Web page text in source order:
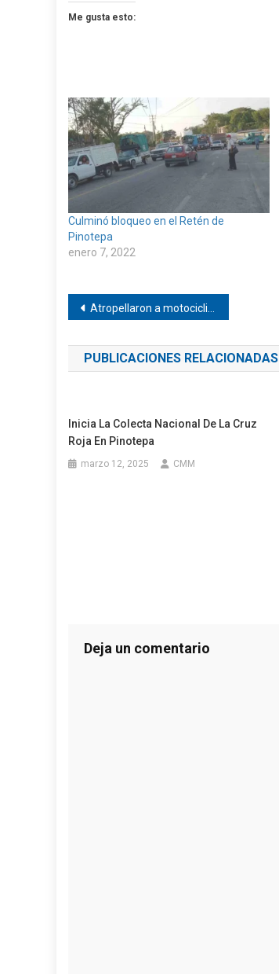
Me gusta esto:
Culminó bloqueo en el Retén de
Pinotepa
enero 7, 2022
Navegación
de
entradas
Atropellaron a motociclista en Pinotepa
PUBLICACIONES RELACIONADAS
Inicia La Colecta Nacional De La Cruz
Roja En Pinotepa
marzo 12, 2025 CMM
Deja un comentario